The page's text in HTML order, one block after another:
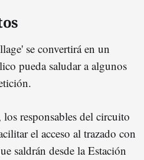
se convertirá en un
pueda saludar a algunos
los responsables del circuito
el acceso al trazado con
saldrán desde la Estación